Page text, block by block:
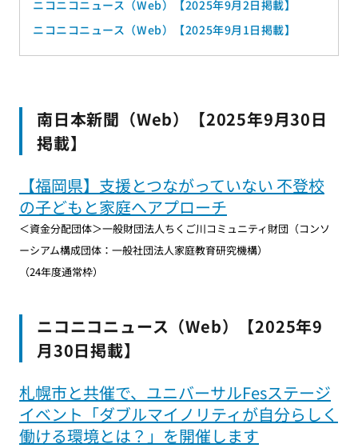
ニコニコニュース（Web）【2025年9月2日掲載】
ニコニコニュース（Web）【2025年9月1日掲載】
南日本新聞（Web）【2025年9月30日
掲載】
【福岡県】支援とつながっていない 不登校
の子どもと家庭へアプローチ
＜資金分配団体＞一般財団法人ちくご川コミュニティ財団（コンソ
ーシアム構成団体：一般社団法人家庭教育研究機構）
（24年度通常枠）
ニコニコニュース（Web）【2025年9
月30日掲載】
札幌市と共催で、ユニバーサルFesステージ
イベント「ダブルマイノリティが自分らしく
働ける環境とは？」を開催します